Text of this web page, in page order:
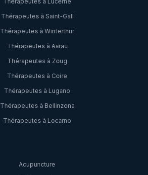
Thérapeutes à Saint-Gall
Thérapeutes à Winterthur
Thérapeutes à Aarau
Thérapeutes à Zoug
Thérapeutes à Coire
Thérapeutes à Lugano
Thérapeutes à Bellinzona
Thérapeutes à Locarno
Acupuncture